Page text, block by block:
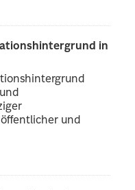
in
und